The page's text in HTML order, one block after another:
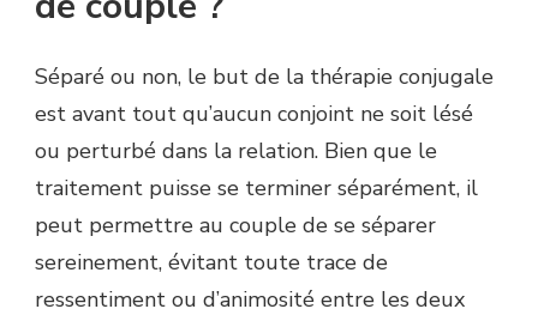
Séparé ou non, le but de la thérapie conjugale
est avant tout qu’aucun conjoint ne soit lésé
ou perturbé dans la relation. Bien que le
traitement puisse se terminer séparément, il
peut permettre au couple de se séparer
sereinement, évitant toute trace de
ressentiment ou d’animosité entre les deux